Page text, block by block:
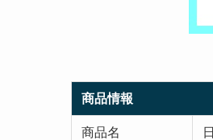
商品情報
商品名